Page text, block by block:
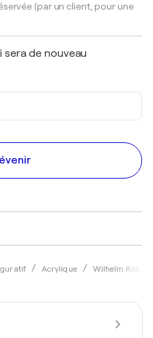
Acrylique Wilhelm Kollar
(par un client, pour une
sera de nouveau